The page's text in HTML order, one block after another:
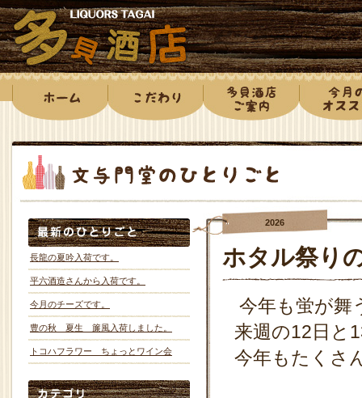
2026
ホタル祭り
今年も蛍が舞
来週の12日と
今年もたくさ
長龍の夏吟入荷です。
平六酒造さんから入荷です。
今月のチーズです。
豊の秋 夏生 簾風入荷しました。
トコハフラワー ちょっとワイン会